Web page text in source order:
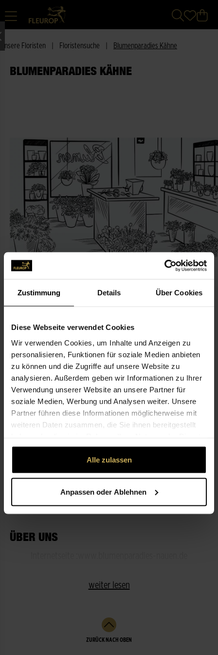
Zustimmung Details Über Cookies
Diese Webseite verwendet Cookies
Wir verwenden Cookies, um Inhalte und Anzeigen zu
personalisieren, Funktionen für soziale Medien anbieten
zu können und die Zugriffe auf unsere Website zu
analysieren. Außerdem geben wir Informationen zu Ihrer
Verwendung unserer Website an unsere Partner für
soziale Medien, Werbung und Analysen weiter. Unsere
Partner führen diese Informationen möglicherweise mit
weiteren Daten zusammen, die Sie ihnen bereitgestellt
gesammelt haben.
Alle zulassen
Anpassen oder Ablehnen
Unsere Floristen Floristensuche Blumenparadies Kähne
BLUMENPARADIES KÄHNE
Blumenparadies Kähne
Kähne GbR, Sabine und Heiko
Mittelstr. 8
14641 Nauen
03321-45 49 81
ÜBER UNS
weiter lesen
ZURÜCK NACH OBEN